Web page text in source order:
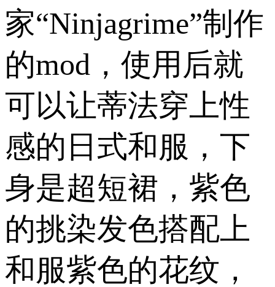
家“Ninjagrime”制作
的mod，使用后就
可以让蒂法穿上性
感的日式和服，下
身是超短裙，紫色
的挑染发色搭配上
和服紫色的花纹，